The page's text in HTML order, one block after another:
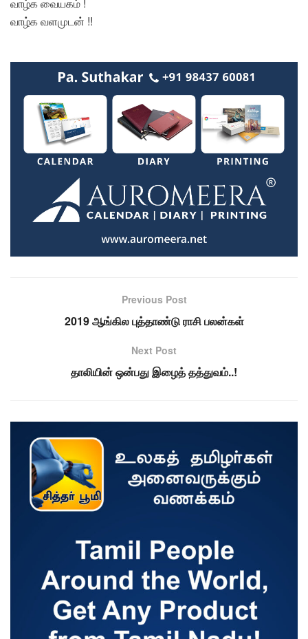
வாழ்க வளமுடன் !!
Previous Post
2019 ஆங்கில புத்தாண்டு ராசி பலன்கள்
Next Post
தாலியின் ஒன்பது இழைத் தத்துவம்..!